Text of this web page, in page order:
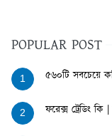
POPULAR POST
1 ৫৬০টি সবচেয়ে
2 ফরেক্স ট্রেডিং